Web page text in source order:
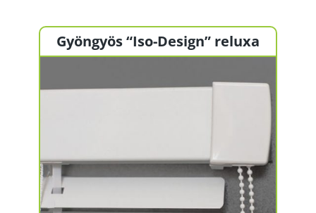
Gyöngyös “Iso-Design” reluxa